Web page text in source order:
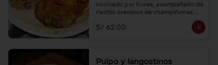
cocinado por horas, acompañado de
risotto cremoso de champiñones
S/ 62.00
Pulpo y langostinos